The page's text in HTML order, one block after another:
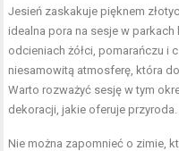
Jesień zaskakuje pięknem
idealna pora na sesje w
odcieniach żółci, pomarańczu i
niesamowitą atmosferę, która
Warto rozważyć sesję w tym
dekoracji, jakie oferuje przyroda.
Nie można zapomnieć o zimie,